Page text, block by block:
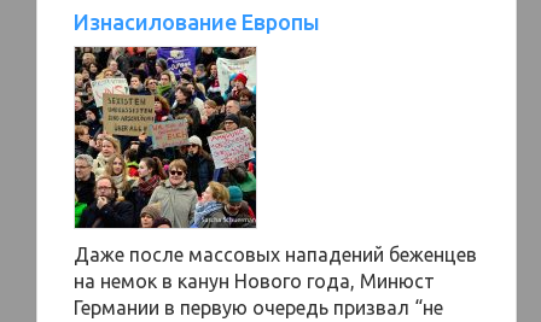
Изнасилование Европы
Даже после массовых нападений беженцев
на немок в канун Нового года, Минюст
Германии в первую очередь призвал “не